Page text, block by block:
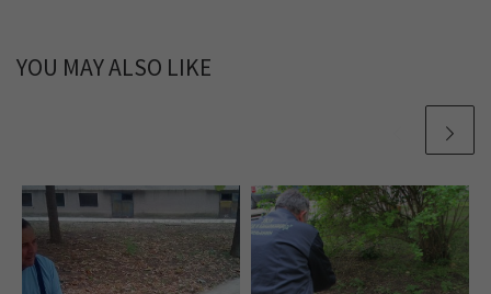
YOU MAY ALSO LIKE